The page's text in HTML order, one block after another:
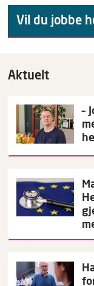
Vil du jobbe
Aktuelt
–